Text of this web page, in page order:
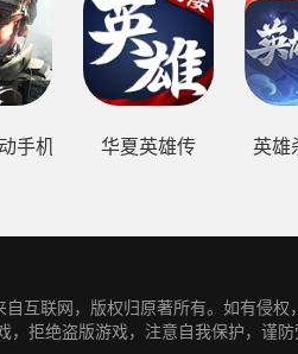
手机版 华夏英雄传 英雄
自互联网，版权归原著所有。如有侵
，拒绝盗版游戏，注意自我保护，谨